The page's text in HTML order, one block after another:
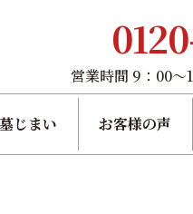
営業時間 9：00
墓じまい お客様の声